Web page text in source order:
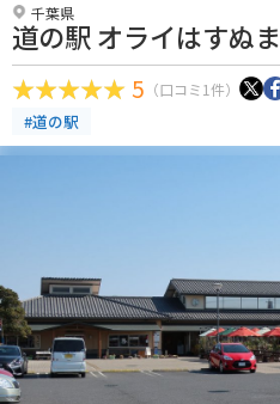
千葉県
道の駅 オライはすぬま
5 （口コミ1件）
#道の駅